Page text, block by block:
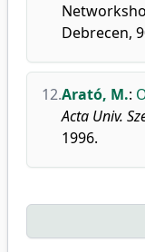
Debrecen,
12.Arató, M.:
Acta Univ.
1996.